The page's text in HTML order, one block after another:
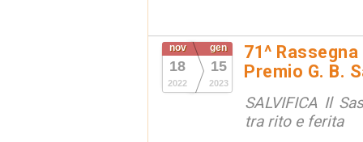
nov
18
2022
gen
15
2023
71^
Premio G. B.
SALVIFICA Il
tra rito e ferita